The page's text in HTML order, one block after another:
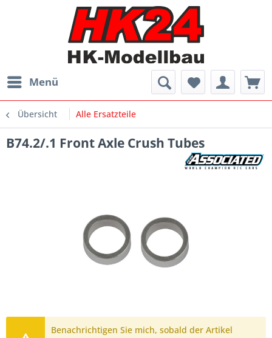
Menü
Übersicht Alle Ersatzteile
B74.2/.1 Front Axle Crush Tubes
Benachrichtigen Sie mich, sobald der Artikel